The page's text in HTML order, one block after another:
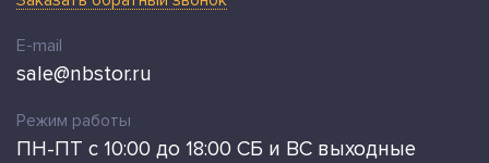
E-mail
sale@nbstor.ru
Режим работы
ПН-ПТ с 10:00 до 18:00 СБ и ВС выходные